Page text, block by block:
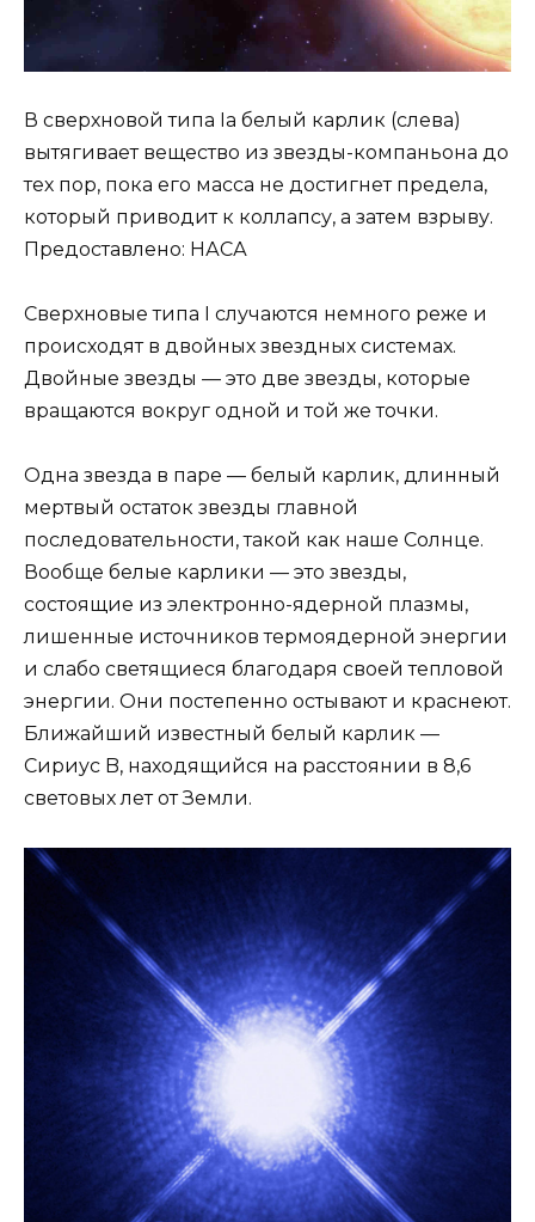
В сверхновой типа Ia белый карлик (слева)
вытягивает вещество из звезды-компаньона до
тех пор, пока его масса не достигнет предела,
который приводит к коллапсу, а затем взрыву.
Предоставлено: НАСА
Сверхновые типа I случаются немного реже и
происходят в двойных звездных системах.
Двойные звезды — это две звезды, которые
вращаются вокруг одной и той же точки.
Одна звезда в паре — белый карлик, длинный
мертвый остаток звезды главной
последовательности, такой как наше Солнце.
Вообще белые карлики — это звезды,
состоящие из электронно-ядерной плазмы,
лишенные источников термоядерной энергии
и слабо светящиеся благодаря своей тепловой
энергии. Они постепенно остывают и краснеют.
Ближайший известный белый карлик —
Сириус B, находящийся на расстоянии в 8,6
световых лет от Земли.